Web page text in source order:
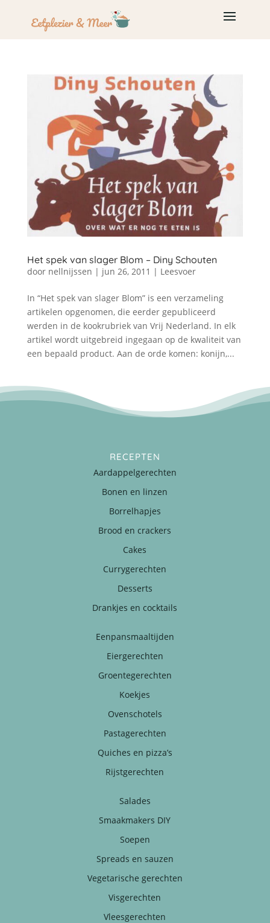
Het spek van slager Blom – Diny Schouten
door nellnijssen | jun 26, 2011 | Leesvoer
In “Het spek van slager Blom” is een verzameling
artikelen opgenomen, die eerder gepubliceerd
werden in de kookrubriek van Vrij Nederland. In elk
artikel wordt uitgebreid ingegaan op de kwaliteit van
een bepaald product. Aan de orde komen: konijn,...
RECEPTEN
Aardappelgerechten
Bonen en linzen
Borrelhapjes
Brood en crackers
Cakes
Currygerechten
Desserts
Drankjes en cocktails
Eenpansmaaltijden
Eiergerechten
Groentegerechten
Koekjes
Ovenschotels
Pastagerechten
Quiches en pizza’s
Rijstgerechten
Salades
Smaakmakers DIY
Soepen
Spreads en sauzen
Vegetarische gerechten
Visgerechten
Vleesgerechten